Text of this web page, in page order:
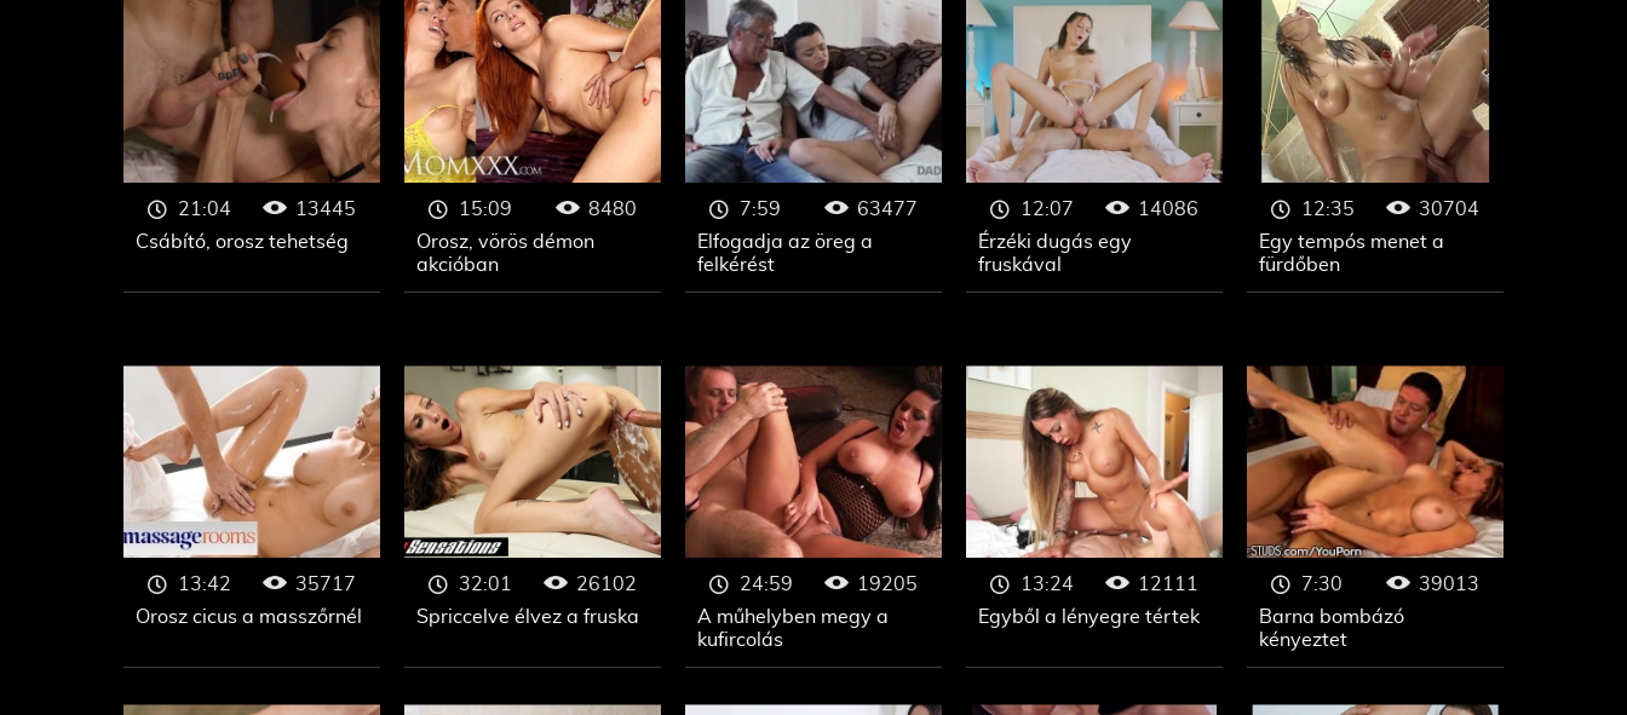
Csábító, orosz tehetség
21:04
13445
Orosz, vörös démon
akcióban
15:09
8480
Elfogadja az öreg a
felkérést
7:59
63477
Érzéki dugás egy
fruskával
12:07
14086
Egy tempós menet a
fürdőben
12:35 30704
Orosz cicus a masszőrnél
13:42
35717
Spriccelve élvez a fruska
32:01
26102
A műhelyben megy a
kufircolás
24:59
19205
Egyből a lényegre tértek
13:24
12111
Barna bombázó
kényeztet
7:30 39013